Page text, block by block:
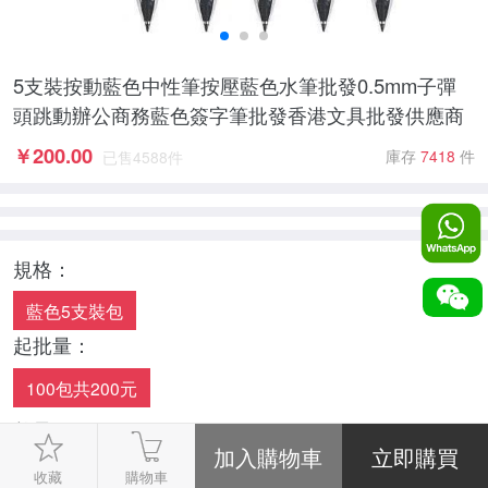
5支裝按動藍色中性筆按壓藍色水筆批發0.5mm子彈
頭跳動辦公商務藍色簽字筆批發香港文具批發供應商
￥200.00 已售 4588件 庫存 7418 件
規格：
藍色5支裝包
起批量：
100包共200元
數量：
-
+
收藏 購物車